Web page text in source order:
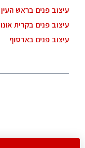
עיצוב פנים בראש העין
עיצוב פנים בקרית אונו
עיצוב פנים בארסוף